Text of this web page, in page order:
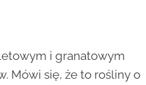
i granatowym
Mówi się, że to rośliny o